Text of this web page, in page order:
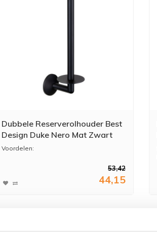
Dubbele Reserverolhouder Best
Design Duke Nero Mat Zwart
Voordelen:
* Altijd een extra rol toiletpapier binnen
h...
53,42
44,15